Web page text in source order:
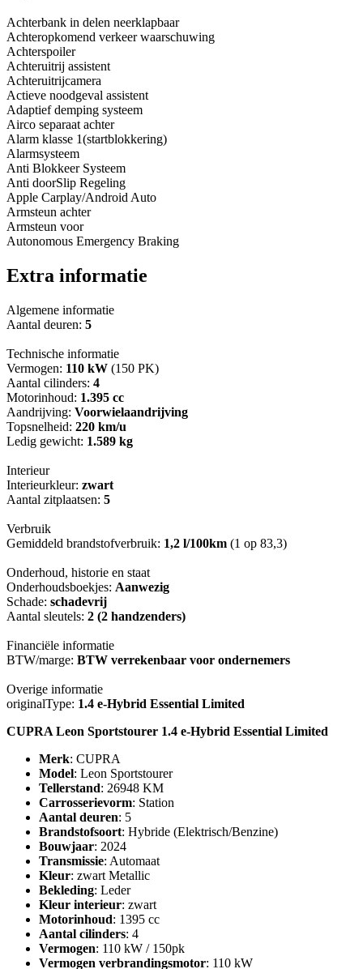
Achterbank in delen neerklapbaar
Achteropkomend verkeer waarschuwing
Achterspoiler
Achteruitrij assistent
Achteruitrijcamera
Actieve noodgeval assistent
Adaptief demping systeem
Airco separaat achter
Alarm klasse 1(startblokkering)
Alarmsysteem
Anti Blokkeer Systeem
Anti doorSlip Regeling
Apple Carplay/Android Auto
Armsteun achter
Armsteun voor
Autonomous Emergency Braking
Extra informatie
Algemene informatie
Aantal deuren: 5
Technische informatie
Vermogen: 110 kW (150 PK)
Aantal cilinders: 4
Motorinhoud: 1.395 cc
Aandrijving: Voorwielaandrijving
Topsnelheid: 220 km/u
Ledig gewicht: 1.589 kg
Interieur
Interieurkleur: zwart
Aantal zitplaatsen: 5
Verbruik
Gemiddeld brandstofverbruik: 1,2 l/100km (1 op 83,3)
Onderhoud, historie en staat
Onderhoudsboekjes: Aanwezig
Schade: schadevrij
Aantal sleutels: 2 (2 handzenders)
Financiële informatie
BTW/marge: BTW verrekenbaar voor ondernemers
Overige informatie
originalType: 1.4 e-Hybrid Essential Limited
CUPRA Leon Sportstourer 1.4 e-Hybrid Essential Limited
Merk: CUPRA
Model: Leon Sportstourer
Tellerstand: 26948 KM
Carrosserievorm: Station
Aantal deuren: 5
Brandstofsoort: Hybride (Elektrisch/Benzine)
Bouwjaar: 2024
Transmissie: Automaat
Kleur: zwart Metallic
Bekleding: Leder
Kleur interieur: zwart
Motorinhoud: 1395 cc
Aantal cilinders: 4
Vermogen: 110 kW / 150pk
Vermogen verbrandingsmotor: 110 kW